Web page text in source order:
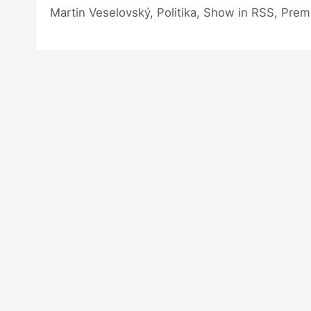
Martin Veselovský, Politika, Show in RSS,